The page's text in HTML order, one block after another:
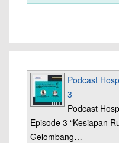
Podcast
3
Podcast
Episode 3 “Kesiapan
Gelombang…